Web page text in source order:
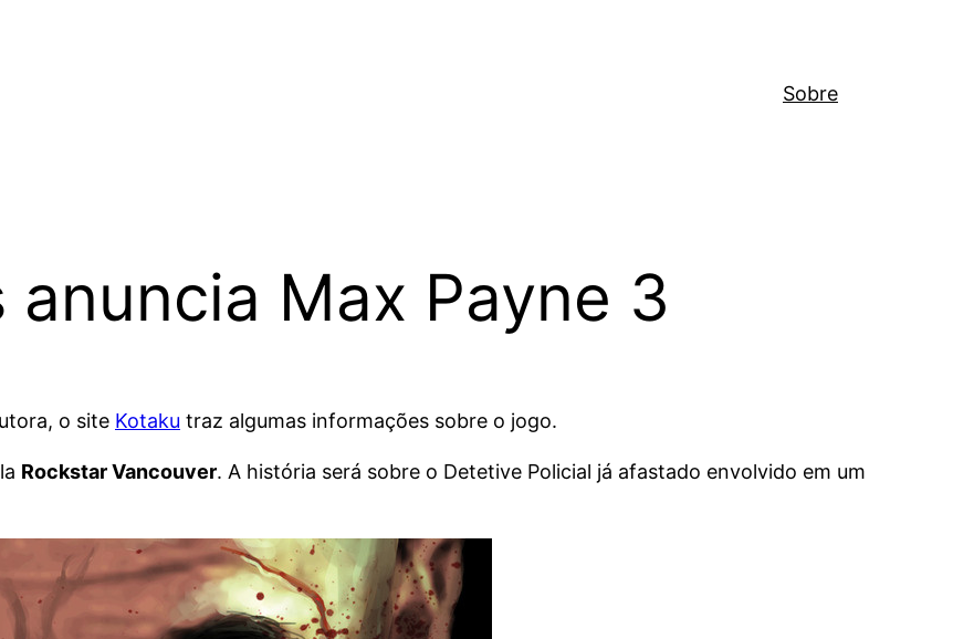
Sobre
anuncia Max Payne 3
o site Kotaku traz algumas informações sobre o jogo.
Rockstar Vancouver. A história será sobre o Detetive Policial já afastado envolvido em um